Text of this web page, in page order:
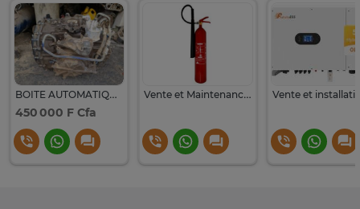
BOITE AUTOMATIQUE en très bon état FORD ESCAPE 1.6... 4×4
450 000 F Cfa
Vente et Maintenance Extincteur